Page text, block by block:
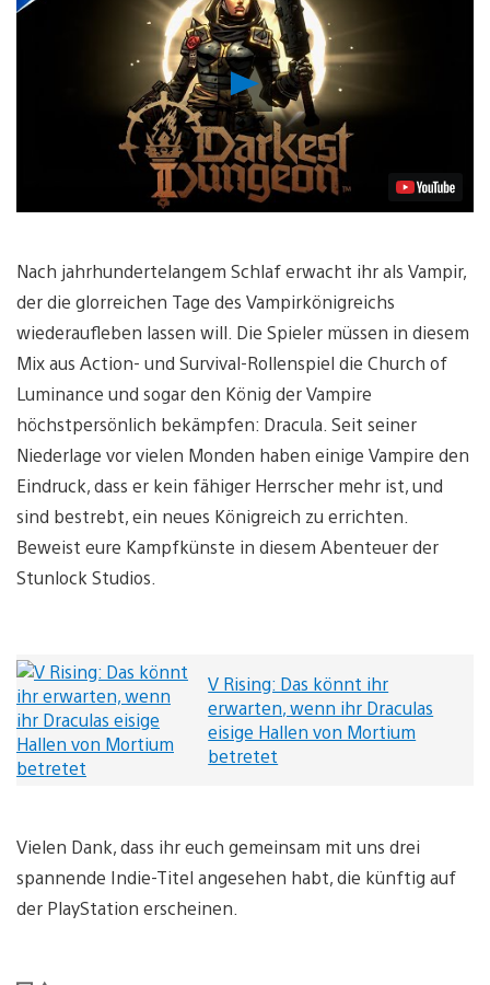
Video
abspielen
Nach jahrhundertelangem Schlaf erwacht ihr als Vampir,
der die glorreichen Tage des Vampirkönigreichs
wiederaufleben lassen will. Die Spieler müssen in diesem
Mix aus Action- und Survival-Rollenspiel die Church of
Luminance und sogar den König der Vampire
höchstpersönlich bekämpfen: Dracula. Seit seiner
Niederlage vor vielen Monden haben einige Vampire den
Eindruck, dass er kein fähiger Herrscher mehr ist, und
sind bestrebt, ein neues Königreich zu errichten.
Beweist eure Kampfkünste in diesem Abenteuer der
Stunlock Studios.
V Rising: Das könnt ihr
erwarten, wenn ihr Draculas
eisige Hallen von Mortium
betretet
Vielen Dank, dass ihr euch gemeinsam mit uns drei
spannende Indie-Titel angesehen habt, die künftig auf
der PlayStation erscheinen.